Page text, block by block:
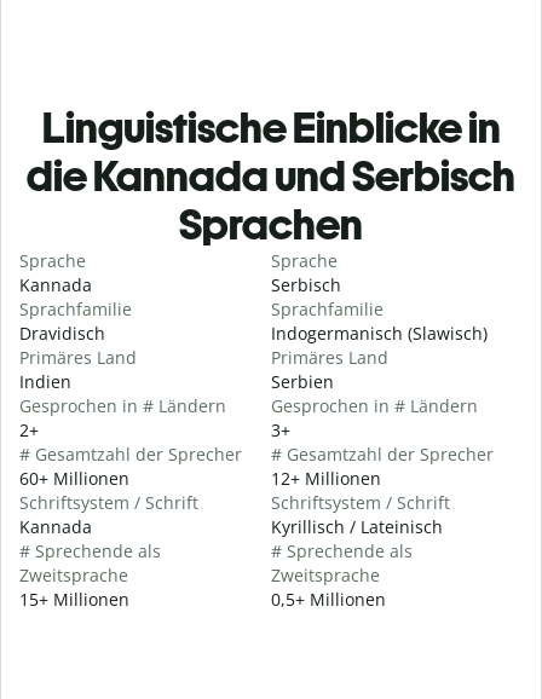
Linguistische Einblicke in
die Kannada und Serbisch
Sprachen
Sprache
Kannada
Sprachfamilie
Dravidisch
Primäres Land
Indien
Gesprochen in # Ländern
2+
# Gesamtzahl der Sprecher
60+ Millionen
Schriftsystem / Schrift
Kannada
# Sprechende als
Zweitsprache
15+ Millionen
Sprache
Serbisch
Sprachfamilie
Indogermanisch (Slawisch)
Primäres Land
Serbien
Gesprochen in # Ländern
3+
# Gesamtzahl der Sprecher
12+ Millionen
Schriftsystem / Schrift
Kyrillisch / Lateinisch
# Sprechende als
Zweitsprache
0,5+ Millionen